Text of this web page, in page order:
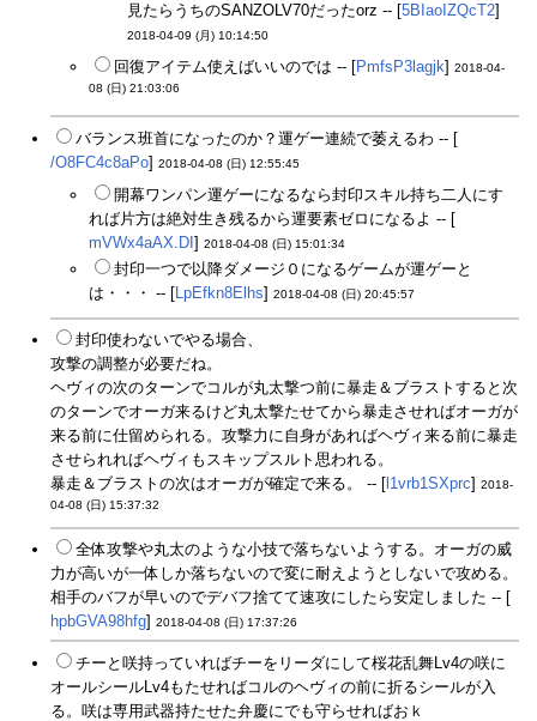
見たらうちのSANZOLV70だったorz -- [5BIaoIZQcT2]
2018-04-09 (月) 10:14:50
回復アイテム使えばいいのでは -- [PmfsP3lagjk] 2018-04-
08 (日) 21:03:06
バランス班首になったのか？運ゲー連続で萎えるわ -- [
/O8FC4c8aPo] 2018-04-08 (日) 12:55:45
開幕ワンパン運ゲーになるなら封印スキル持ち二人にす
れば片方は絶対生き残るから運要素ゼロになるよ -- [
mVWx4aAX.DI] 2018-04-08 (日) 15:01:34
封印一つで以降ダメージ０になるゲームが運ゲーと
は・・・ -- [LpEfkn8Elhs] 2018-04-08 (日) 20:45:57
封印使わないでやる場合、
攻撃の調整が必要だね。
ヘヴィの次のターンでコルが丸太撃つ前に暴走＆ブラストすると次
のターンでオーガ来るけど丸太撃たせてから暴走させればオーガが
来る前に仕留められる。攻撃力に自身があればヘヴィ来る前に暴走
させられればヘヴィもスキップスルト思われる。
暴走＆ブラストの次はオーガが確定で来る。 -- [ l1vrb1SXprc] 2018-
04-08 (日) 15:37:32
全体攻撃や丸太のような小技で落ちないようする。オーガの威
力が高いが一体しか落ちないので変に耐えようとしないで攻める。
相手のバフが早いのでデバフ捨てて速攻にしたら安定しました -- [
hpbGVA98hfg] 2018-04-08 (日) 17:37:26
チーと咲持っていればチーをリーダにして桜花乱舞Lv4の咲に
オールシールLv4もたせればコルのヘヴィの前に折るシールが入
る。咲は専用武器持たせた弁慶にでも守らせればおｋ